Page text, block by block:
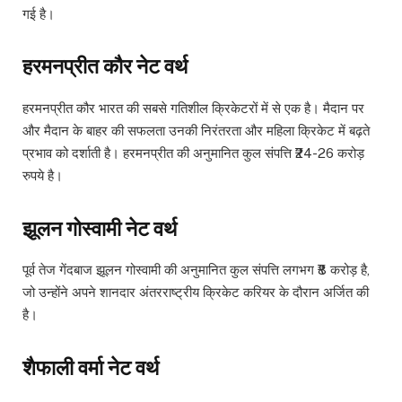
गई है।
हरमनप्रीत कौर नेट वर्थ
हरमनप्रीत कौर भारत की सबसे गतिशील क्रिकेटरों में से एक है। मैदान पर
और मैदान के बाहर की सफलता उनकी निरंतरता और महिला क्रिकेट में बढ़ते
प्रभाव को दर्शाती है। हरमनप्रीत की अनुमानित कुल संपत्ति ₹24-26 करोड़
रुपये है।
झूलन गोस्वामी नेट वर्थ
पूर्व तेज गेंदबाज झूलन गोस्वामी की अनुमानित कुल संपत्ति लगभग ₹8 करोड़ है,
जो उन्होंने अपने शानदार अंतरराष्ट्रीय क्रिकेट करियर के दौरान अर्जित की
है।
शैफाली वर्मा नेट वर्थ